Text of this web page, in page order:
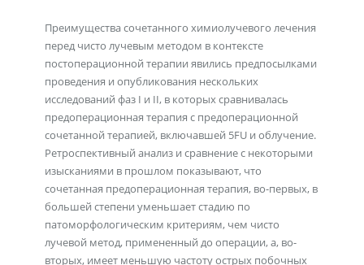
Преимущества сочетанного химиолучевого лечения
перед чисто лучевым методом в контексте
постоперационной терапии явились предпосылками
проведения и опубликования нескольких
исследований фаз I и II, в которых сравнивалась
предоперационная терапия с предоперационной
сочетанной терапией, включавшей 5FU и облучение.
Ретроспективный анализ и сравнение с некоторыми
изысканиями в прошлом показывают, что
сочетанная предоперационная терапия, во-первых, в
большей степени уменьшает стадию по
патоморфологическим критериям, чем чисто
лучевой метод, примененный до операции, а, во-
вторых, имеет меньшую частоту острых побочных